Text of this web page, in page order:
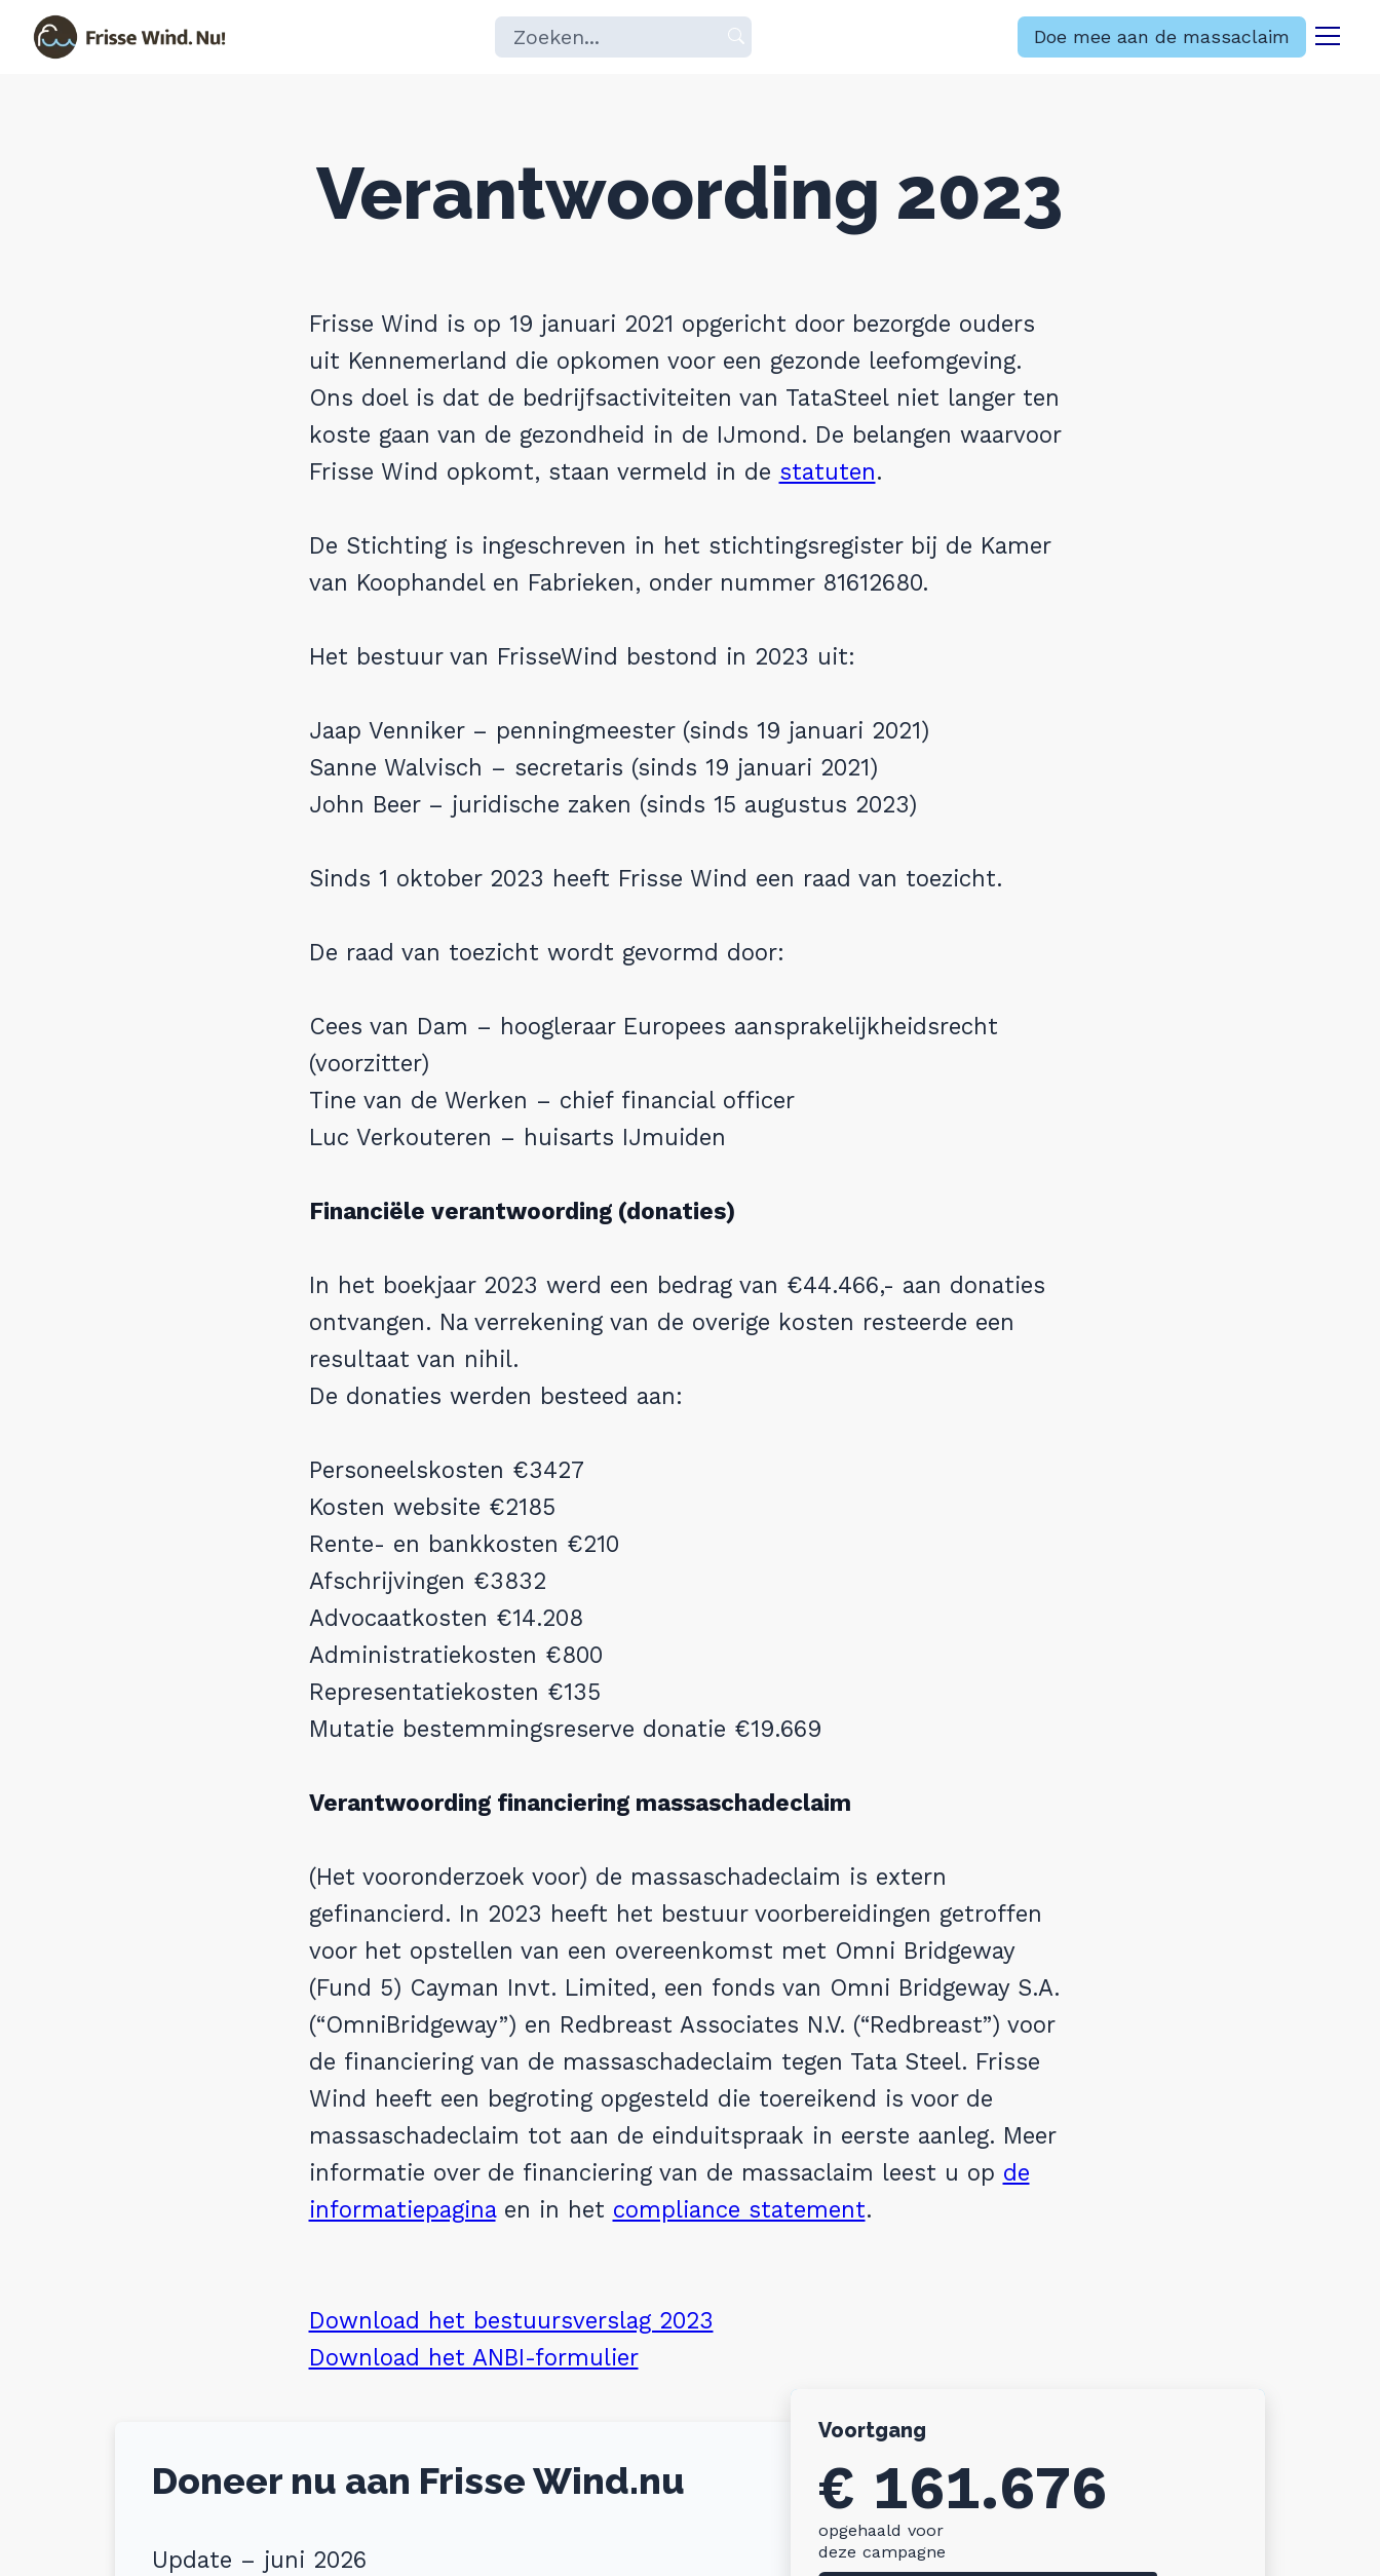
Zoeken
Druk
te
zoeken
om
te
annuleren
Doe mee aan de massaclaim
Menu
Verantwoording 2023
Frisse Wind is op 19 januari 2021 opgericht door bezorgde ouders
uit Kennemerland die opkomen voor een gezonde leefomgeving.
Ons doel is dat de bedrijfsactiviteiten van TataSteel niet langer ten
koste gaan van de gezondheid in de IJmond. De belangen waarvoor
Frisse Wind opkomt, staan vermeld in de statuten.
De Stichting is ingeschreven in het stichtingsregister bij de Kamer
van Koophandel en Fabrieken, onder nummer 81612680.
Het bestuur van FrisseWind bestond in 2023 uit:
Jaap Venniker – penningmeester (sinds 19 januari 2021)
Sanne Walvisch – secretaris (sinds 19 januari 2021)
John Beer – juridische zaken (sinds 15 augustus 2023)
Sinds 1 oktober 2023 heeft Frisse Wind een raad van toezicht.
De raad van toezicht wordt gevormd door:
Cees van Dam – hoogleraar Europees aansprakelijkheidsrecht
(voorzitter)
Tine van de Werken – chief financial officer
Luc Verkouteren – huisarts IJmuiden
Financiële verantwoording (donaties)
In het boekjaar 2023 werd een bedrag van €44.466,- aan donaties
ontvangen. Na verrekening van de overige kosten resteerde een
resultaat van nihil.
De donaties werden besteed aan:
Personeelskosten €3427
Kosten website €2185
Rente- en bankkosten €210
Afschrijvingen €3832
Advocaatkosten €14.208
Administratiekosten €800
Representatiekosten €135
Mutatie bestemmingsreserve donatie €19.669
Verantwoording financiering massaschadeclaim
(Het vooronderzoek voor) de massaschadeclaim is extern
gefinancierd. In 2023 heeft het bestuur voorbereidingen getroffen
voor het opstellen van een overeenkomst met Omni Bridgeway
(Fund 5) Cayman Invt. Limited, een fonds van Omni Bridgeway S.A.
(“OmniBridgeway”) en Redbreast Associates N.V. (“Redbreast”) voor
de financiering van de massaschadeclaim tegen Tata Steel. Frisse
Wind heeft een begroting opgesteld die toereikend is voor de
massaschadeclaim tot aan de einduitspraak in eerste aanleg. Meer
informatie over de financiering van de massaclaim leest u op de
informatiepaginaen in het compliance statement.
Download het bestuursverslag 2023
Download het ANBI-formulier
Doneer nu aan Frisse Wind.nu
Update – juni 2026
Voortgang
€ 161.676
opgehaald voor
deze campagne